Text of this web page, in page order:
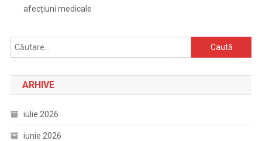
afecțiuni medicale
Caută
după:
ARHIVE
iulie 2026
iunie 2026